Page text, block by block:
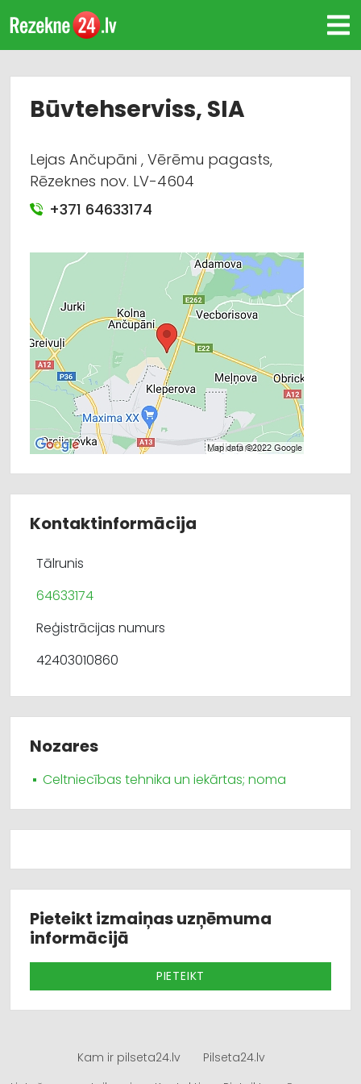
Būvtehserviss, SIA
Lejas Ančupāni , Vērēmu pagasts,
Rēzeknes nov. LV-4604
+371 64633174
Kontaktinformācija
Tālrunis
64633174
Reģistrācijas numurs
42403010860
Nozares
Celtniecības tehnika un iekārtas; noma
Pieteikt izmaiņas uzņēmuma
informācijā
PIETEIKT
Kam ir pilseta24.lv
Pilseta24.lv